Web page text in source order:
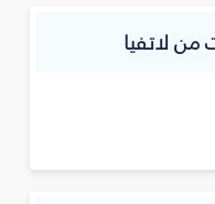
لاتفيا